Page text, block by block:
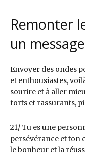
Remonter
un
Envoyer des ondes
et enthousiastes,
sourire et à aller
forts et rassurants,
21/ Tu es une
persévérance et ton
le bonheur et la